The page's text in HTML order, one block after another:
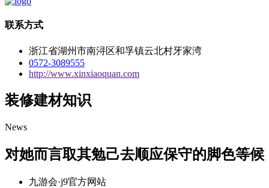
联系方式
浙江省湖州市南浔区和孚镇云北村牙家湾
0572-3089555
http://www.xinxiaoquan.com
装修建材知识
News
对她而言取其勉己去顺应保守的脚色等候
九游会·j9官方网站